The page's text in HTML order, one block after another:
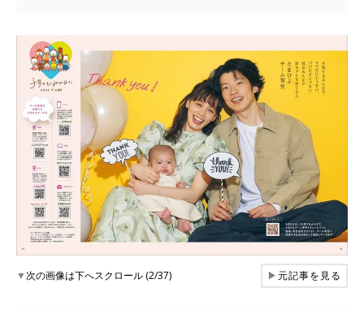
▼次の画像は下へスクロール (2/37) ▶元記事を見る